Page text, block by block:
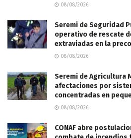
08/08/2026
Seremi de Seguridad
operativo de rescate
extraviadas en la
08/08/2026
Seremi de Agricultura
afectaciones por
concentradas en
08/08/2026
CONAF abre